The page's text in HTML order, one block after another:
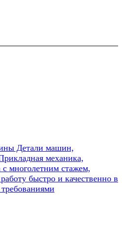
Детали машин,
механика,
с многолетним стажем,
быстро и качественно в